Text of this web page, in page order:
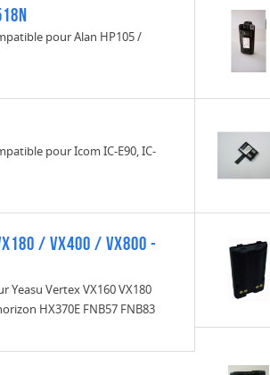
pour Alan HP105 /
pour Icom IC-E90, IC-
/ VX400 / VX800 -
Yeasu Vertex VX160 VX180
HX370E FNB57 FNB83